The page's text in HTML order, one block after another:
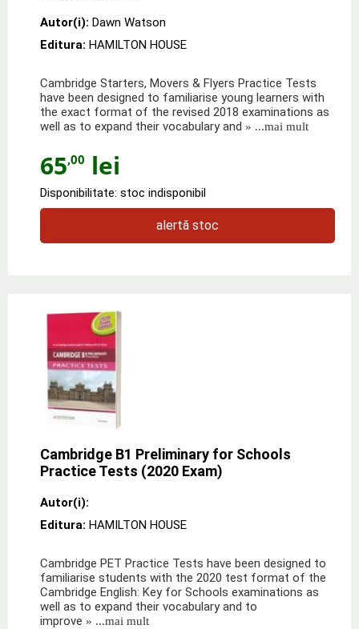
Autor(i): Dawn Watson
Editura: HAMILTON HOUSE
Cambridge Starters, Movers & Flyers Practice Tests
have been designed to familiarise young learners with
the exact format of the revised 2018 examinations as
well as to expand their vocabulary and » ...mai mult
65,00 lei
Disponibilitate: stoc indisponibil
alertă stoc
Cambridge B1 Preliminary for Schools
Practice Tests (2020 Exam)
Autor(i):
Editura: HAMILTON HOUSE
Cambridge PET Practice Tests have been designed to
familiarise students with the 2020 test format of the
Cambridge English: Key for Schools examinations as
well as to expand their vocabulary and to
improve » ...mai mult